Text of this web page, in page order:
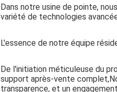
Dans notre usine de pointe,
variété de technologies
L'essence de notre équipe
De l'initiation méticuleuse du
support après-vente
transparence, et un